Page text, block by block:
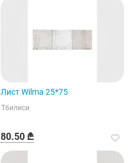
Лист Wilma 25*75
Тбилиси
80.50 ₾